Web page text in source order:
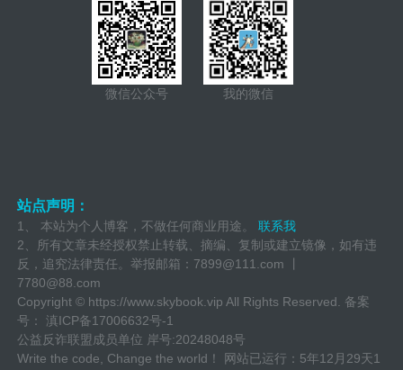
微信公众号 我的微信
站点声明：
1、 本站为个人博客，不做任何商业用途。
联系我
2、所有文章未经授权禁止转载、摘编、复制或建立镜像，如有违
反，追究法律责任。举报邮箱： 7899@111.com 丨
7780@88.com
Copyright © https://www.skybook.vip All Rights Reserved. 备案
号：
滇ICP备17006632号-1
公益反诈联盟成员单位 岸号:20248048号
Write the code, Change the world！ 网站已运行： 5年12月29天1